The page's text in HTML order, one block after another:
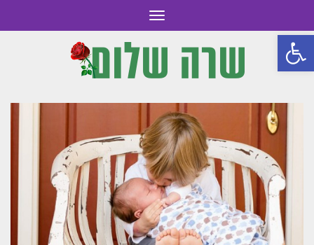
פתח סרגל נגישות
תפריט